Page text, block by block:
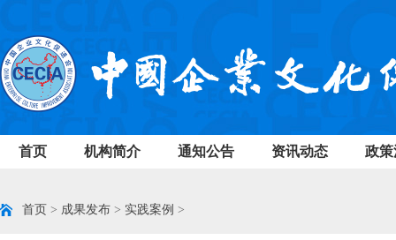
首页 机构简介 通知公告 资讯动态 政
首页 > 成果发布 > 实践案例 >